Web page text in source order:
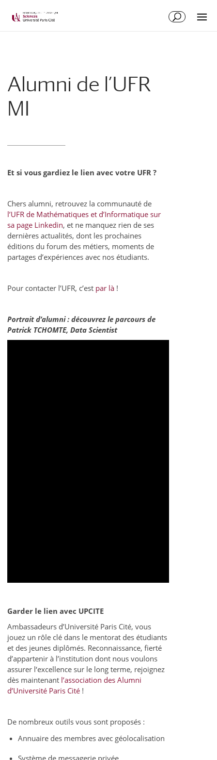
Alumni de l’UFR
MI
Et si vous gardiez le lien avec votre UFR ?
Chers alumni, retrouvez la communauté de
l’UFR de Mathématiques et d’Informatique sur
sa page Linkedin, et ne manquez rien de ses
dernières actualités, dont les prochaines
éditions du forum des métiers, moments de
partages d’expériences avec nos étudiants.
Pour contacter l’UFR, c’est par là !
Portrait d’alumni : découvrez le parcours de
Patrick TCHOMTE, Data Scientist
Garder le lien avec UPCITE
Ambassadeurs d’Université Paris Cité, vous
jouez un rôle clé dans le mentorat des étudiants
et des jeunes diplômés. Reconnaissance, fierté
d’appartenir à l’institution dont nous voulons
assurer l‘excellence sur le long terme, rejoignez
dès maintenant l’association des Alumni
d’Université Paris Cité !
De nombreux outils vous sont proposés :
Annuaire des membres avec géolocalisation
Système de messagerie privée